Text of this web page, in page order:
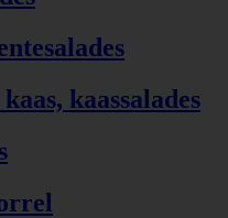
kaassalades